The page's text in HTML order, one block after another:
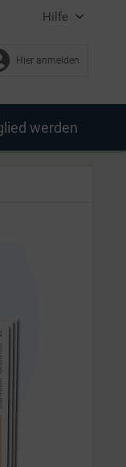
Hilfe
Hier anmelden
werden